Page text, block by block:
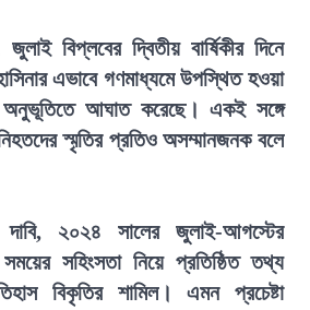
বিপ্লবের দ্বিতীয় বার্ষিকীর দিনে
এভাবে গণমাধ্যমে উপস্থিত হওয়া
অনুভূতিতে আঘাত করেছে। একই সঙ্গে
স্মৃতির প্রতিও অসম্মানজনক বলে
দাবি, ২০২৪ সালের জুলাই-আগস্টের
সহিংসতা নিয়ে প্রতিষ্ঠিত তথ্য
বিকৃতির শামিল। এমন প্রচেষ্টা